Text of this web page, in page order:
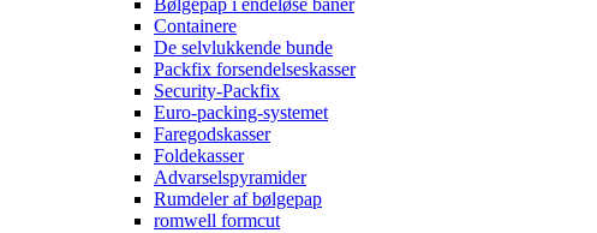
Bølgepap i endeløse baner
Containere
De selvlukkende bunde
Packfix forsendelseskasser
Security-Packfix
Euro-packing-systemet
Faregodskasser
Foldekasser
Advarselspyramider
Rumdeler af bølgepap
romwell formcut